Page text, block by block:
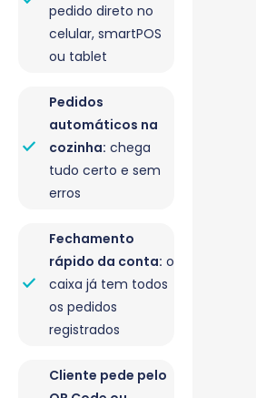
pedido direto no
celular, smartPOS
ou tablet
Pedidos
automáticos na
cozinha: chega
tudo certo e sem
erros
Fechamento
rápido da conta: o
caixa já tem todos
os pedidos
registrados
Cliente pede pelo